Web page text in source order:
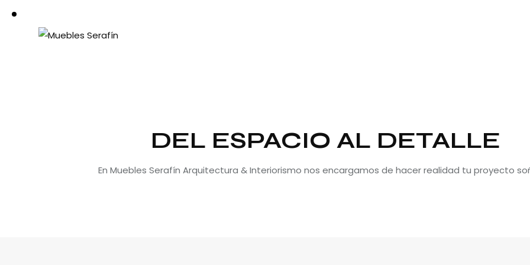
DEL ESPACIO AL DETALLE
En Muebles Serafín Arquitectura & Interiorismo nos encargamos de hacer realidad tu proyecto